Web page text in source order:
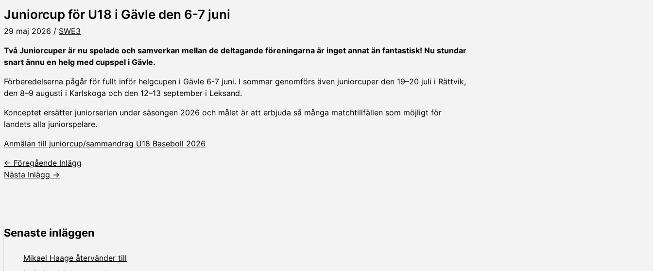
Juniorcup för U18 i Gävle den 6-7 juni
29 maj 2026 / SWE3
Två Juniorcuper är nu spelade och samverkan mellan de deltagande föreningarna är inget annat än fantastisk! Nu stundar
snart ännu en helg med cupspel i Gävle.
Förberedelserna pågår för fullt inför helgcupen i Gävle 6-7 juni. I sommar genomförs även juniorcuper den 19–20 juli i Rättvik,
den 8–9 augusti i Karlskoga och den 12–13 september i Leksand.
Konceptet ersätter juniorserien under säsongen 2026 och målet är att erbjuda så många matchtillfällen som möjligt för
landets alla juniorspelare.
Anmälan till juniorcup/sammandrag U18 Baseboll 2026
← Föregående Inlägg
Nästa Inlägg →
Senaste inläggen
Mikael Haage återvänder till